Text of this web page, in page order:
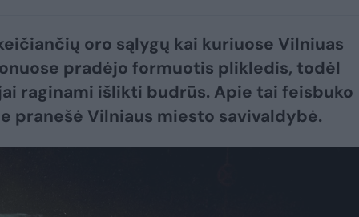
oro sąlygų kai kuriuose Vilniuas
pradėjo formuotis plikledis, todėl
raginami išlikti budrūs. Apie tai feisbuko
pranešė Vilniaus miesto savivaldybė.